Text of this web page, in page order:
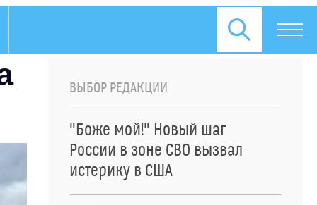
ВЫБОР РЕДАКЦИИ
"Боже мой!" Новый шаг
России в зоне СВО вызвал
истерику в США